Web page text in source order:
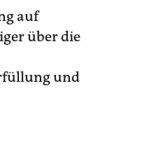
auf
über die
und